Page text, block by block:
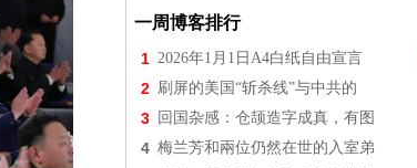
一周博客排行
1 2026年1月1日A4白纸自由宣言
2 刷屏的美国“斩杀线”与中共的
3 回国杂感：仓颉造字成真，有图
4 梅兰芳和兩位仍然在世的入室弟